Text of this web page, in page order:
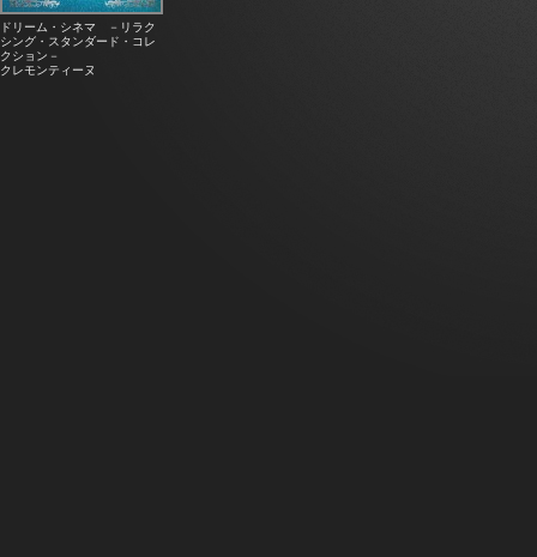
ドリーム・シネマ －リラク
シング・スタンダード・コレ
クション－
クレモンティーヌ